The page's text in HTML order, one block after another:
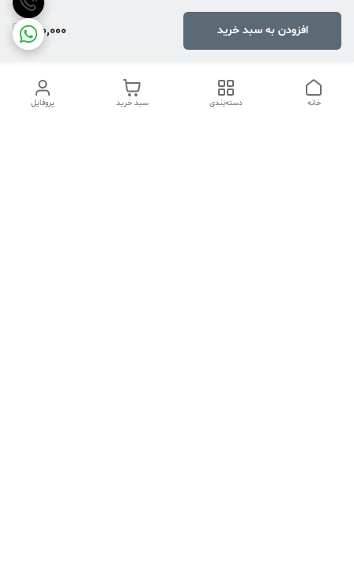
800,000 افزودن به سبد خرید
پروفایل سبد خرید دسته‌بندی خانه